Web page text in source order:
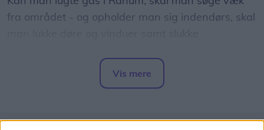
fra området - og opholder man sig indendørs, skal
Det skriver Nordjyllands Politi via tjenesten
Vis mere